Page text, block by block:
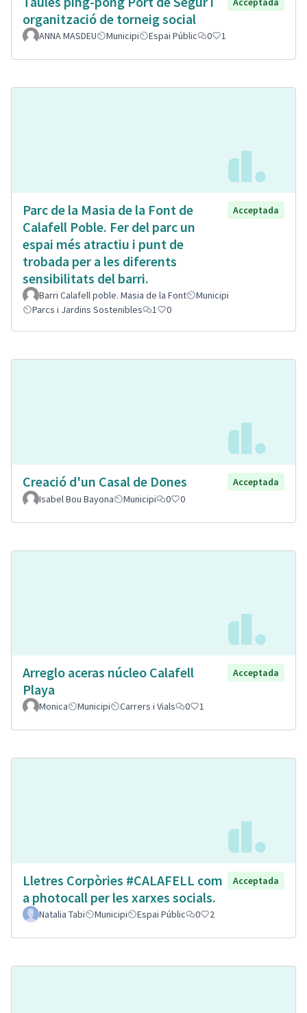
organització de torneig social
ANNA MASDEU Municipi Espai Públic 0 1
Parc de la Masia de la Font de
Calafell Poble. Fer del parc un
espai més atractiu i punt de
trobada per a les diferents
sensibilitats del barri.
Acceptada
Barri Calafell poble. Masia de la Font
Municipi
Parcs i Jardins Sostenibles
1 0
Creació d'un Casal de Dones
Acceptada
Isabel Bou Bayona
Municipi 0 0
Arreglo aceras núcleo Calafell
Playa
Acceptada
Monica Municipi Carrers i Vials 0 1
Lletres Corpòries #CALAFELL com
a photocall per les xarxes socials.
Acceptada
Natalia Tabi Municipi Espai Públic 0 2